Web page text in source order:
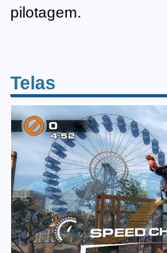
pilotagem.
Telas